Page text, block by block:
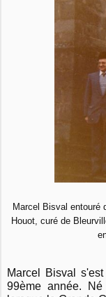
Marcel Bisval entouré
Houot, curé de
Marcel Bisval
99ème année.